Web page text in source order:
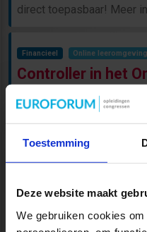
Toestemming
Deze website maakt
We gebruiken cookies
direct toepasbaar! Meer
Financieel Online leeromgeving
Controller in het
Leer tijdens de 4-
onderwijs de
« 1(current)
2 »